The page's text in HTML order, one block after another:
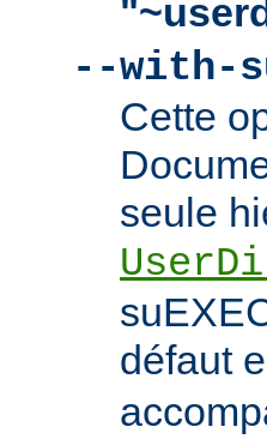
--with-
Cette
seule
défaut